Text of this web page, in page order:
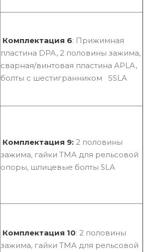
Комплектация 6: Прижимная
пластина DPA, 2 половины зажима,
сварная/винтовая пластина APLA,
болты с шестигранником SSLA
Комплектация 9: 2 половины
зажима, гайки TMA для рельсовой
опоры, шлицевые болты SLA
Комплектация 10: 2 половины
зажима, гайки TMA для рельсовой